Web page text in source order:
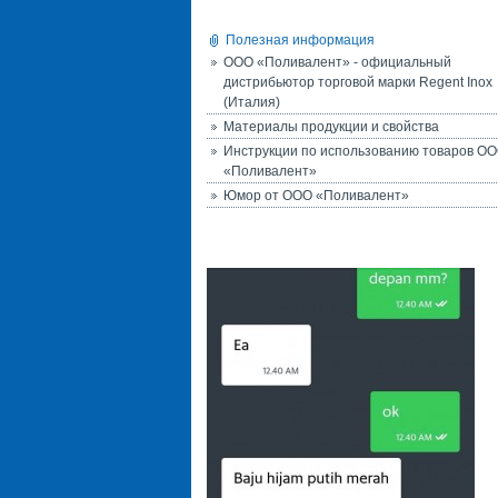
Полезная информация
ООО «Поливалент» - официальный
дистрибьютор торговой марки Regent Inox
(Италия)
Материалы продукции и свойства
Инструкции по использованию товаров
«Поливалент»
Юмор от ООО «Поливалент»